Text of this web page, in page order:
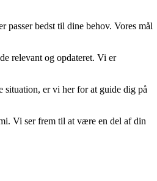
bedst til dine behov. Vores mål
relevant og opdateret. Vi er
situation, er vi her for at guide dig på
Vi ser frem til at være en del af din